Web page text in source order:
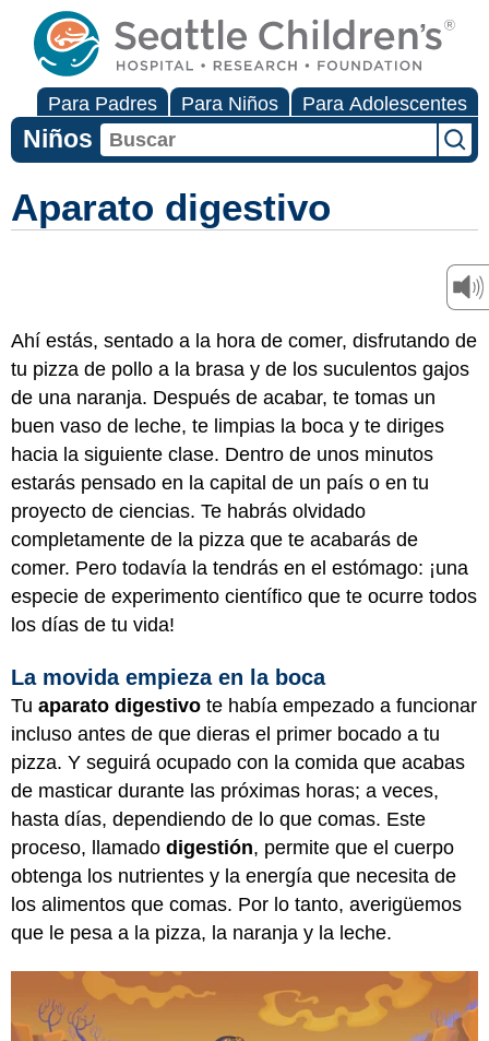
Para Padres Para Niños Para Adolescentes
Niños
Aparato digestivo
Ahí estás, sentado a la hora de comer, disfrutando de
tu pizza de pollo a la brasa y de los suculentos gajos
de una naranja. Después de acabar, te tomas un
buen vaso de leche, te limpias la boca y te diriges
hacia la siguiente clase. Dentro de unos minutos
estarás pensado en la capital de un país o en tu
proyecto de ciencias. Te habrás olvidado
completamente de la pizza que te acabarás de
comer. Pero todavía la tendrás en el estómago: ¡una
especie de experimento científico que te ocurre todos
los días de tu vida!
La movida empieza en la boca
Tu aparato digestivo te había empezado a funcionar
incluso antes de que dieras el primer bocado a tu
pizza. Y seguirá ocupado con la comida que acabas
de masticar durante las próximas horas; a veces,
hasta días, dependiendo de lo que comas. Este
proceso, llamado digestión, permite que el cuerpo
obtenga los nutrientes y la energía que necesita de
los alimentos que comas. Por lo tanto, averigüemos
que le pesa a la pizza, la naranja y la leche.